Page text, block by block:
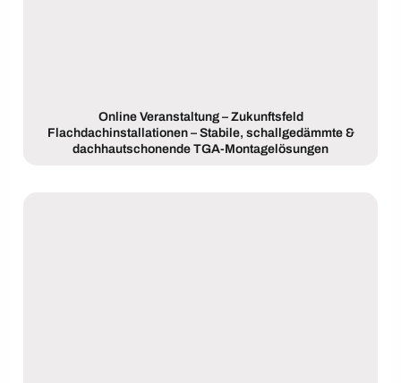
Online Veranstaltung – Zukunftsfeld
Flachdachinstallationen – Stabile, schallgedämmte &
dachhautschonende TGA-Montagelösungen